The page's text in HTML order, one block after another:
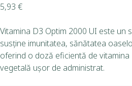
5,93 €
Vitamina D3 Optim 2000 UI este un
susține imunitatea, sănătatea
oferind o doză eficientă de
vegetală ușor de administrat.